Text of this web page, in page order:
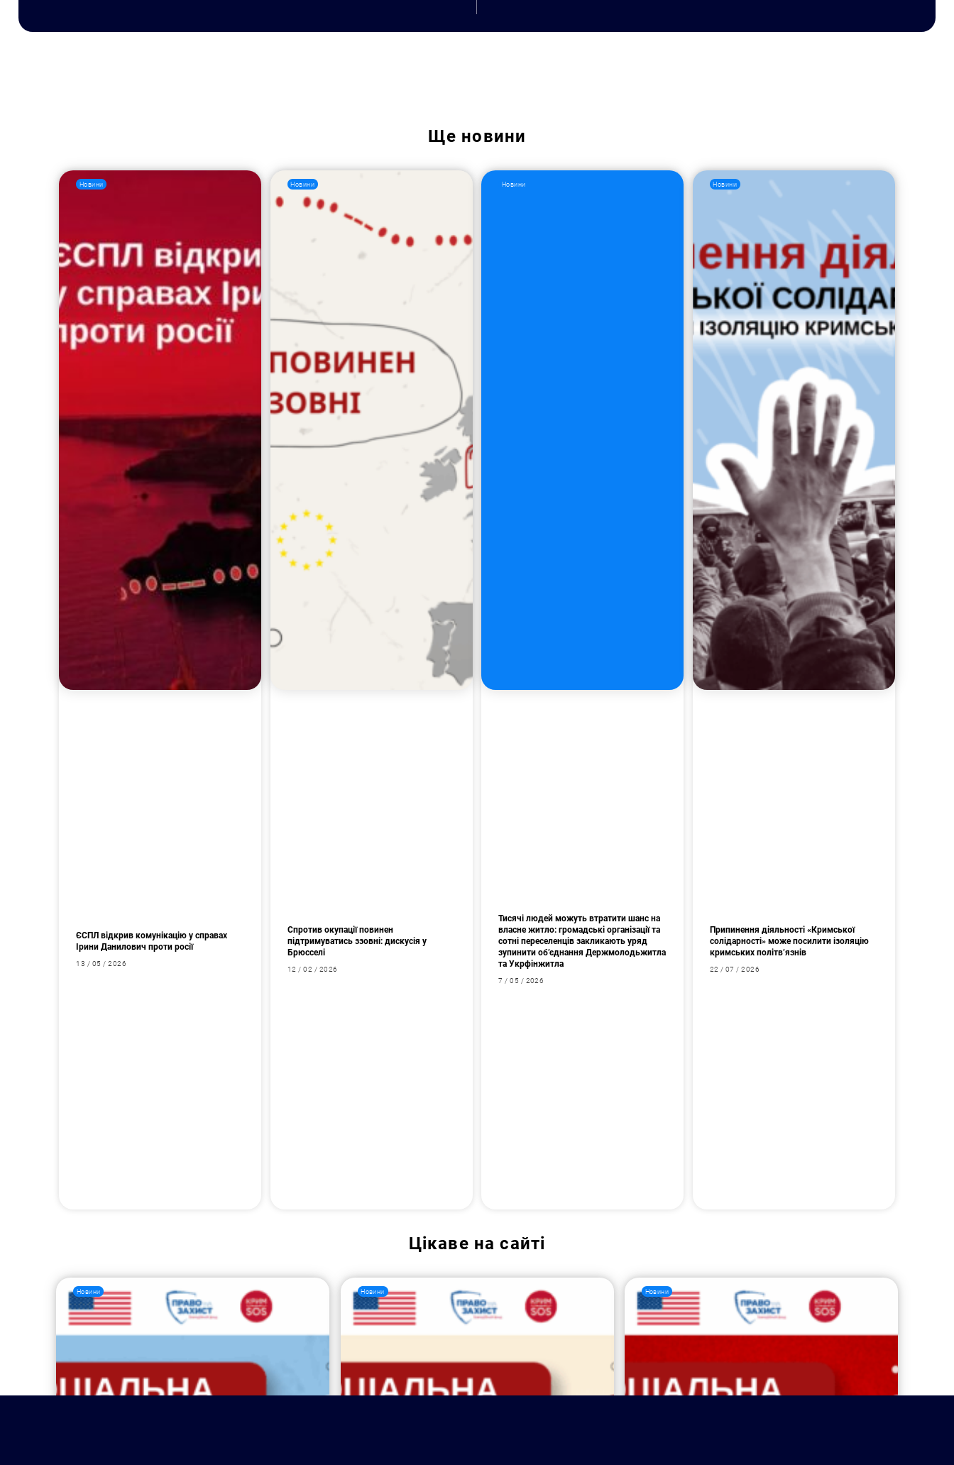
Пошук за запитом:
Ще новини
Новини
ЄСПЛ відкрив комунікацію у справах
Ірини Данилович проти росії
13 / 05 / 2026
Новини
Спротив окупації повинен
підтримуватись ззовні: дискусія у
Брюсселі
12 / 02 / 2026
Новини
Тисячі людей можуть втратити шанс на
власне житло: громадські організації та
сотні переселенців закликають уряд
зупинити об’єднання Держмолодьжитла
та Укрфінжитла
7 / 05 / 2026
Новини
Припинення діяльності «Кримської
солідарності» може посилити ізоляцію
кримських політв’язнів
22 / 07 / 2026
Цікаве на сайті
Новини Новини Новини